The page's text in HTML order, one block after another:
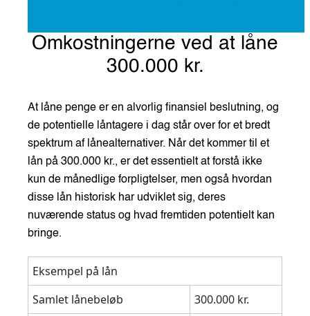
Omkostningerne ved at låne
300.000 kr.
At låne penge er en alvorlig finansiel beslutning, og
de potentielle låntagere i dag står over for et bredt
spektrum af lånealternativer. Når det kommer til et
lån på 300.000 kr., er det essentielt at forstå ikke
kun de månedlige forpligtelser, men også hvordan
disse lån historisk har udviklet sig, deres
nuværende status og hvad fremtiden potentielt kan
bringe.
Eksempel på lån
Samlet lånebeløb
300.000 kr.